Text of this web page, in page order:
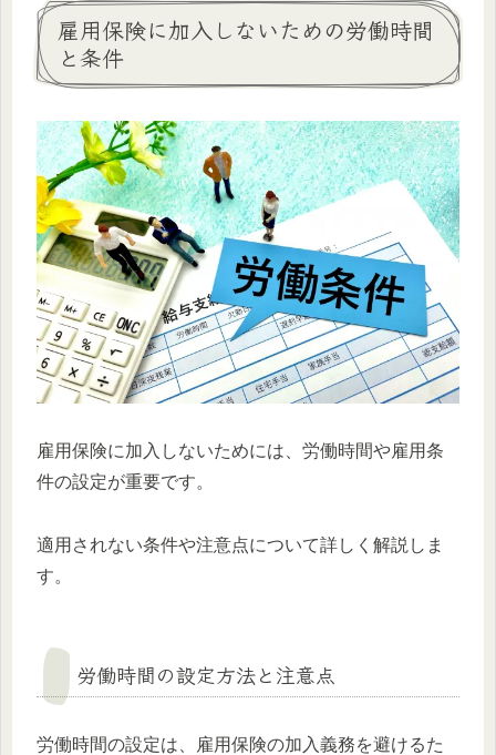
雇用保険に加入しないための労働時間
と条件
雇用保険に加入しないためには、労働時間や雇用条
件の設定が重要です。
適用されない条件や注意点について詳しく解説しま
す。
労働時間の設定方法と注意点
労働時間の設定は、雇用保険の加入義務を避けるた